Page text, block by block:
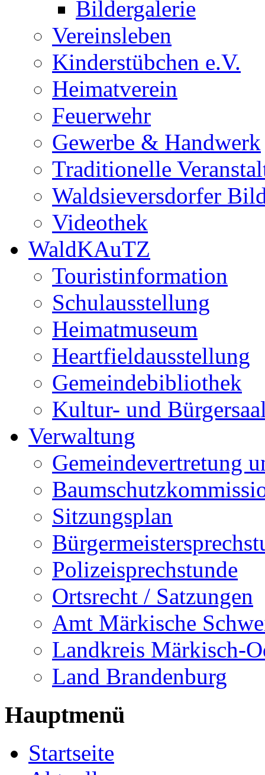
Bildergalerie
Vereinsleben
Kinderstübchen e.V.
Heimatverein
Feuerwehr
Gewerbe & Handwerk
Traditionelle
Waldsieversdorfer
Videothek
WaldKAuTZ
Touristinformation
Schulausstellung
Heimatmuseum
Heartfieldausstellung
Gemeindebibliothek
Kultur- und
Verwaltung
Gemeindevertretung
Sitzungsplan
Polizeisprechstunde
Ortsrecht / Satzungen
Amt Märkische
Landkreis Märkisch-
Land Brandenburg
Hauptmenü
Startseite